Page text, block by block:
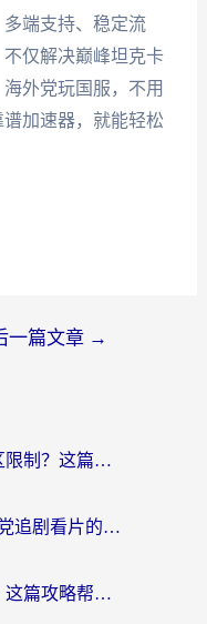
端支持、稳定流
仅解决巅峰坦克卡
外党玩国服，不用
加速器，就能轻松
一篇文章 →
海外看央视影音总提示地区限制？这篇教你选对回国加速器，流畅追剧不踩坑
国外能看b站直播吗？海外党追剧看片的终极解决方案来了
海外访问国内网站的限制？这篇攻略帮你无缝解锁12306、12123和国内影音